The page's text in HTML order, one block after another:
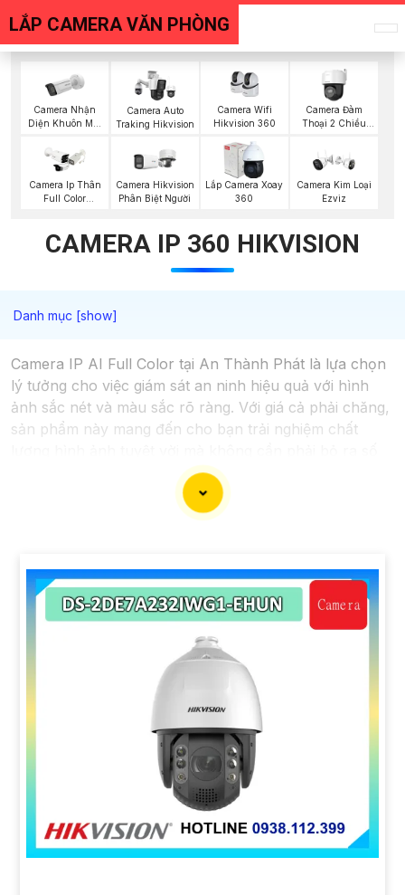
LẮP CAMERA VĂN PHÒNG
Camera Nhận
Diện Khuôn Mặt
Camera Auto
Traking Hikvision
Camera Wifi
Hikvision 360
Camera Đàm
Thoại 2 Chiều
Camera Ip Thân
Full Color
Camera Hikvision
Phân Biệt Người
Lắp Camera Xoay
360
Camera Kim Loại
Ezviz
CAMERA IP 360 HIKVISION
Camera IP AI Full Color tại An Thành Phát là lựa chọn
lý tưởng cho việc giám sát an ninh hiệu quả với hình
ảnh sắc nét và màu sắc rõ ràng. Với giá cả phải chăng,
sản phẩm này mang đến cho bạn trải nghiệm chất
tiền lớn. Được tích hợp công nghệ trí tuệ nhân tạo (AI),
camera này giúp nhận diện chính xác các chi tiết trong
hình ảnh mà không cần ánh sáng hồng ngoại, giúp tiết